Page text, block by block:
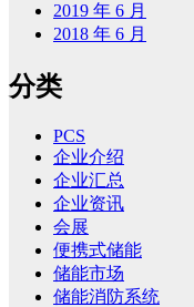
2019 年 6 月
2018 年 6 月
分类
PCS
企业介绍
企业汇总
企业资讯
会展
便携式储能
储能市场
储能消防系统